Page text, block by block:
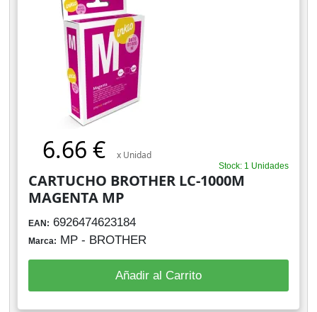
6.66 € x Unidad
Stock: 1 Unidades
CARTUCHO BROTHER LC-1000M
MAGENTA MP
EAN: 6926474623184
Marca: MP - BROTHER
Añadir al Carrito